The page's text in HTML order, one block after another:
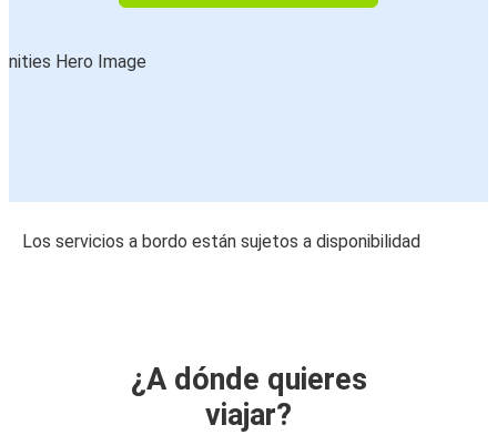
Los servicios a bordo están sujetos a disponibilidad
¿A dónde quieres
viajar?